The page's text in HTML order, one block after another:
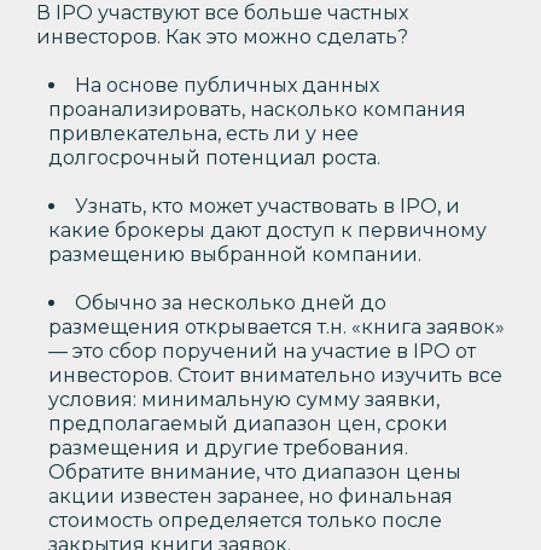
В IPO участвуют все больше частных
инвесторов. Как это можно сделать?
На основе публичных данных
проанализировать, насколько компания
привлекательна, есть ли у нее
долгосрочный потенциал роста.
Узнать, кто может участвовать в IPO, и
какие брокеры дают доступ к первичному
размещению выбранной компании.
Обычно за несколько дней до
размещения открывается т.н. «книга заявок»
— это сбор поручений на участие в IPO от
инвесторов. Стоит внимательно изучить все
условия: минимальную сумму заявки,
предполагаемый диапазон цен, сроки
размещения и другие требования.
Обратите внимание, что диапазон цены
акции известен заранее, но финальная
стоимость определяется только после
закрытия книги заявок.